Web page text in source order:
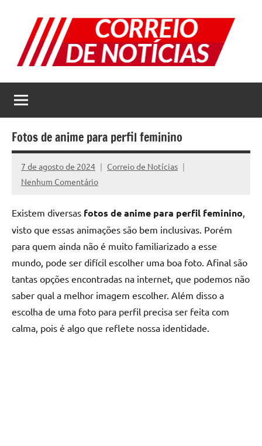
conteúdo
Correio
de
Notícias
as
melhores
notícias
internet
Fotos de anime para perfil feminino
7 de agosto de 2024
Correio de Notícias
Nenhum Comentário
Existem diversas fotos de anime para perfil feminino,
visto que essas animações são bem inclusivas. Porém
para quem ainda não é muito familiarizado a esse
mundo, pode ser difícil escolher uma boa foto. Afinal são
tantas opções encontradas na internet, que podemos não
saber qual a melhor imagem escolher. Além disso a
escolha de uma foto para perfil precisa ser feita com
calma, pois é algo que reflete nossa identidade.